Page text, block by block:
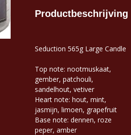
Productbeschrijving
Seduction 565g Large Candle
Top note: nootmuskaat,
gember, patchouli,
sandelhout, vetiver
Heart note: hout, mint,
jasmijn, limoen, grapefruit
Base note: dennen, roze
peper, amber